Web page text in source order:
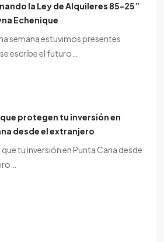
la Ley de Alquileres 85-25”
Echenique
semana estuvimos presentes
escribe el futuro…
protegen tu inversión en
desde el extranjero
tu inversión en Punta Cana desde